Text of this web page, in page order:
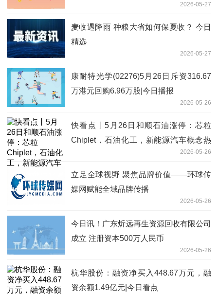
2026-05-27
麦收遇降雨 种粮大省如何保夏收？ 今日
精选
2026-05-27
康耐特光学(02276)5月26日斥资316.67
万港元回购6.96万股|今日播报
2026-05-26
快看点丨5月26日和顺石油涨停：芯粒
Chiplet，石油化工，新能源汽车概念热
2026-05-26
立足全球视野 聚焦品牌价值——环球传
媒网赋能全域品牌传播
2026-05-26
今日讯！广东炘远再生资源回收有限公司
成立 注册资本500万人民币
2026-05-26
杭华股份：融资净买入448.67万元，融
资余额1.49亿元|今日看点